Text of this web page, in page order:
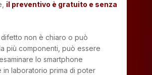
il preventivo è gratuito e senza
non è chiaro o può
più componenti, può essere
lo smartphone
in laboratorio prima di poter